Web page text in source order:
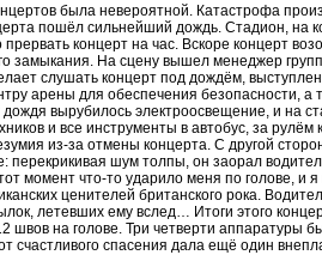
была невероятной. Катастрофа
пошёл сильнейший дождь. Стадион, на
концерт на час. Вскоре концерт
замыкания. На сцену вышел менеджер
слушать концерт под дождём,
арены для обеспечения безопасности, а
вырубилось электроосвещение, и на
и все инструменты в автобус, за
из-за отмены концерта. С другой
шум толпы, он заорал
момент что-то ударило меня по голове, и
ценителей британского рока.
летевших ему вслед… Итоги этого
швов на голове. Три четверти аппаратуры
счастливого спасения дала ещё один